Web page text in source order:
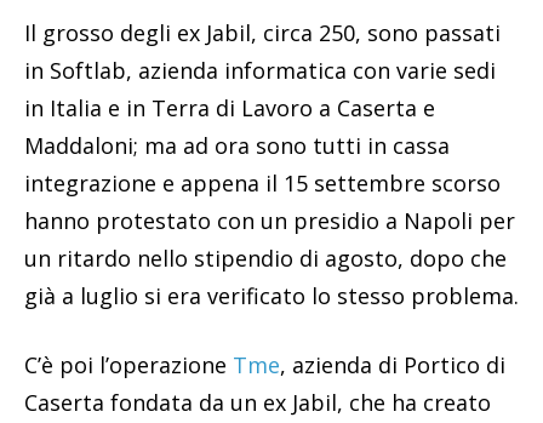
Il grosso degli ex Jabil, circa 250, sono passati
in Softlab, azienda informatica con varie sedi
in Italia e in Terra di Lavoro a Caserta e
Maddaloni; ma ad ora sono tutti in cassa
integrazione e appena il 15 settembre scorso
hanno protestato con un presidio a Napoli per
un ritardo nello stipendio di agosto, dopo che
già a luglio si era verificato lo stesso problema.
C’è poi l’operazione Tme, azienda di Portico di
Caserta fondata da un ex Jabil, che ha creato